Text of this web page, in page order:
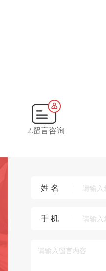
2.留言咨询
姓 名 |
手 机 |